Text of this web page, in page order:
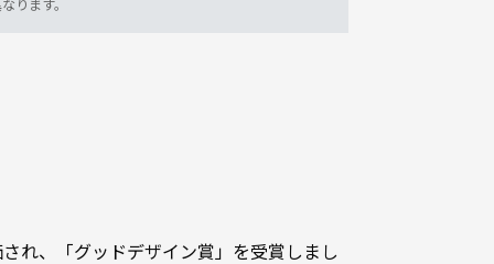
ります。
れ、「グッドデザイン賞」を受賞しまし